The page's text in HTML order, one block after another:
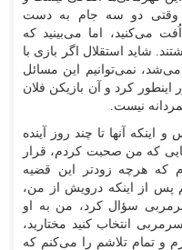
وقتی دو سه جام به دست
می‌کنید، اما می‌بینید که
شاید استقلال اگر بازی با
نمی‌توانیم این مسائل
اینطور کرد و آن بازیکن فلان
نیست.
اینکه آنها تا چند روز آینده
که من صحبت کردم، قرار
که هرچه زودتر این قضیه
از اینکه درویش از من،
سؤال کرد، من به او
انتخاب کنید مختارید،
و تمام تلاشم را می‌کنم که